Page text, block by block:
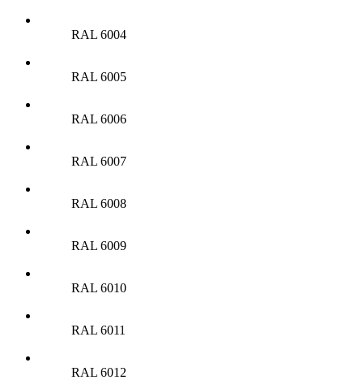
RAL 6004
RAL 6005
RAL 6006
RAL 6007
RAL 6008
RAL 6009
RAL 6010
RAL 6011
RAL 6012